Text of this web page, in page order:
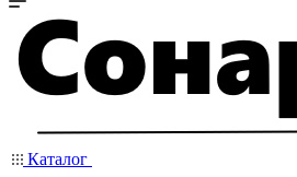
Каталог